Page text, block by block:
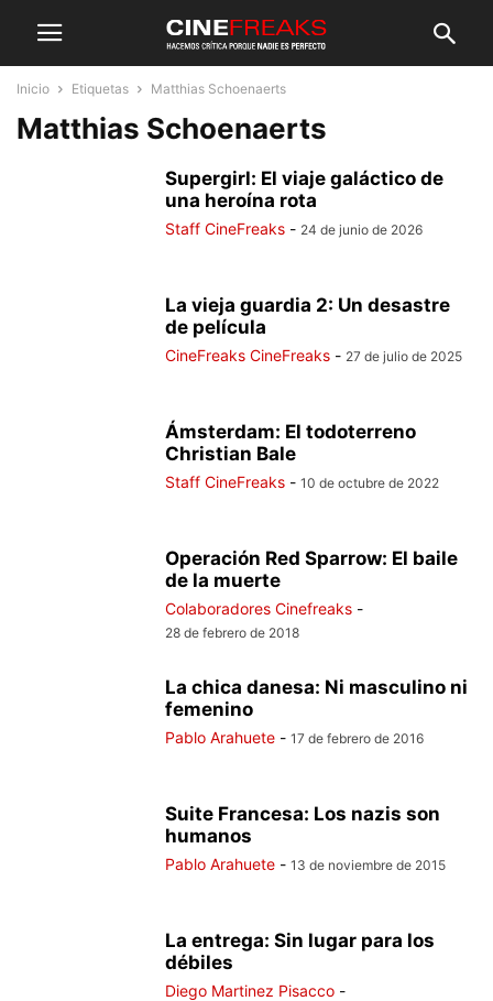
Inicio Etiquetas Matthias Schoenaerts
Matthias Schoenaerts
Supergirl: El viaje galáctico de
una heroína rota
Staff CineFreaks - 24 de junio de 2026
La vieja guardia 2: Un desastre
de película
CineFreaks CineFreaks - 27 de julio de 2025
Ámsterdam: El todoterreno
Christian Bale
Staff CineFreaks - 10 de octubre de 2022
Operación Red Sparrow: El baile
de la muerte
Colaboradores Cinefreaks -
28 de febrero de 2018
La chica danesa: Ni masculino ni
femenino
Pablo Arahuete - 17 de febrero de 2016
Suite Francesa: Los nazis son
humanos
Pablo Arahuete - 13 de noviembre de 2015
La entrega: Sin lugar para los
débiles
Diego Martinez Pisacco -